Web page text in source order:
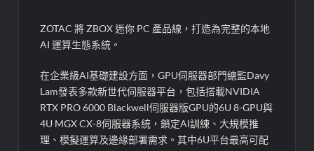
ZOTAC 將 ZBOX 迷你 PC 產品線，打造為完整的本地
AI 運算生態系統。
在企業級AI基礎建設方面，GPU伺服器部門總監Davy
Lam發表多款新世代伺服器平台，包括搭載NVIDIA
RTX PRO 6000 Blackwell伺服器版GPU的6U 8-GPU與
4U MGX CX-8伺服器系統，鎖定AI訓練、大規模推
理、模擬運算及邊緣部署需求。其中6U平台最高可配